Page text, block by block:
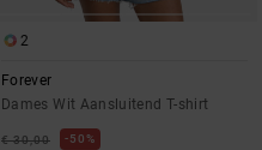
2
Forever
Dames Wit Aansluitend T-shirt
€ 30,00 50%